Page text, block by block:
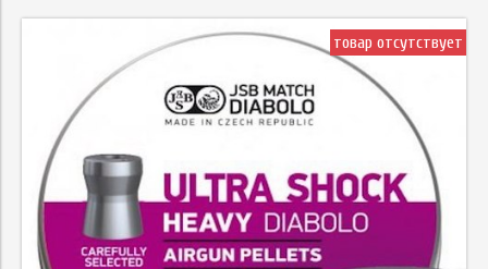
товар отсутствует